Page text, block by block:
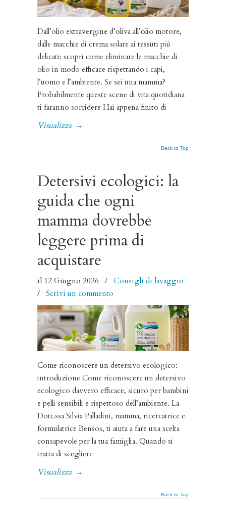
Dall’olio extravergine d’oliva all’olio motore,
dalle macchie di crema solare ai tessuti più
delicati: scopri come eliminare le macchie di
olio in modo efficace rispettando i capi,
l’uomo e l’ambiente. Se sei una mamma?
Probabilmente queste scene di vita quotidiana
ti faranno sorridere Hai appena finito di
Visualizza →
Back to Top
Detersivi ecologici: la
guida che ogni
mamma dovrebbe
leggere prima di
acquistare
il 12 Giugno 2026 / Consigli di lavaggio
/ Scrivi un commento
Come riconoscere un detersivo ecologico:
introduzione Come riconoscere un detersivo
ecologico davvero efficace, sicuro per bambini
e pelli sensibili e rispettoso dell’ambiente. La
Dott.ssa Silvia Palladini, mamma, ricercatrice e
formulatrice Bensos, ti aiuta a fare una scelta
consapevole per la tua famiglia. Quando si
tratta di scegliere
Visualizza →
Back to Top